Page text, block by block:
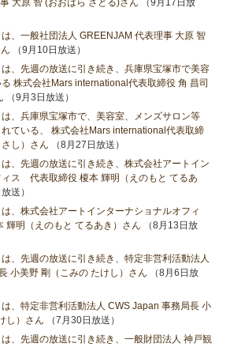
大原 智 (おおはら さとる)さん （9月17日放
、一般社団法人 GREENJAM 代表理事 大原 智
（9月10日放送）
、先週の放送に引き続き、兵庫県宝塚市で美容
株式会社Mars international代表取締役 角 昌司
（9月3日放送）
は、兵庫県宝塚市で、美容室、メンズサロン等
ている、 株式会社Mars international代表取締
し）さん （8月27日放送）
、先週の放送に引き続き、株式会社アートイン
ィス 代表取締役 榎本 輝明（えのもと てるあ
送）
、株式会社アートインターナショナルオフィ
明（えのもと てるあき）さん （8月13日放
、先週の放送に引き続き、特定非営利活動法人
小美野 剛（こみの たけし）さん （8月6日放
、特定非営利活動法人 CWS Japan 事務局長 小
し）さん （7月30日放送）
、先週の放送に引き続き、一般財団法人 神戸観